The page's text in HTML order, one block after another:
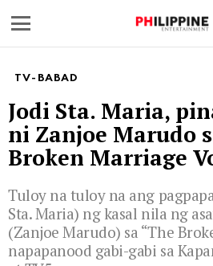
TV-BABAD
Jodi Sta. Maria,
ni Zanjoe Marudo
Broken Marriage
Tuloy na tuloy na ang
Sta. Maria) ng kasal nila ng
(Zanjoe Marudo) sa “The
napapanood gabi-gabi sa